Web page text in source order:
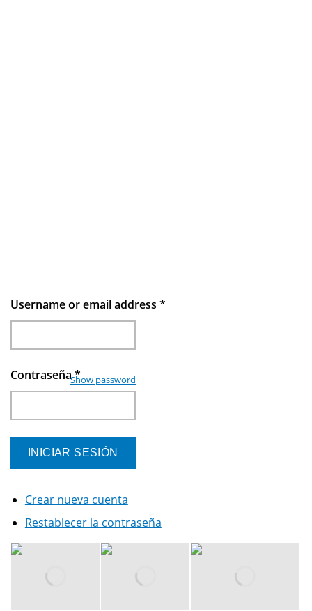
Username or email address *
Contraseña*
Show password
Crear nueva cuenta
Restablecer la contraseña